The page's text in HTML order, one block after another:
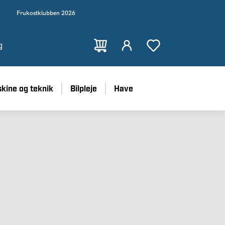
Frukostklubben 2026
og teknik Bilpleje Have